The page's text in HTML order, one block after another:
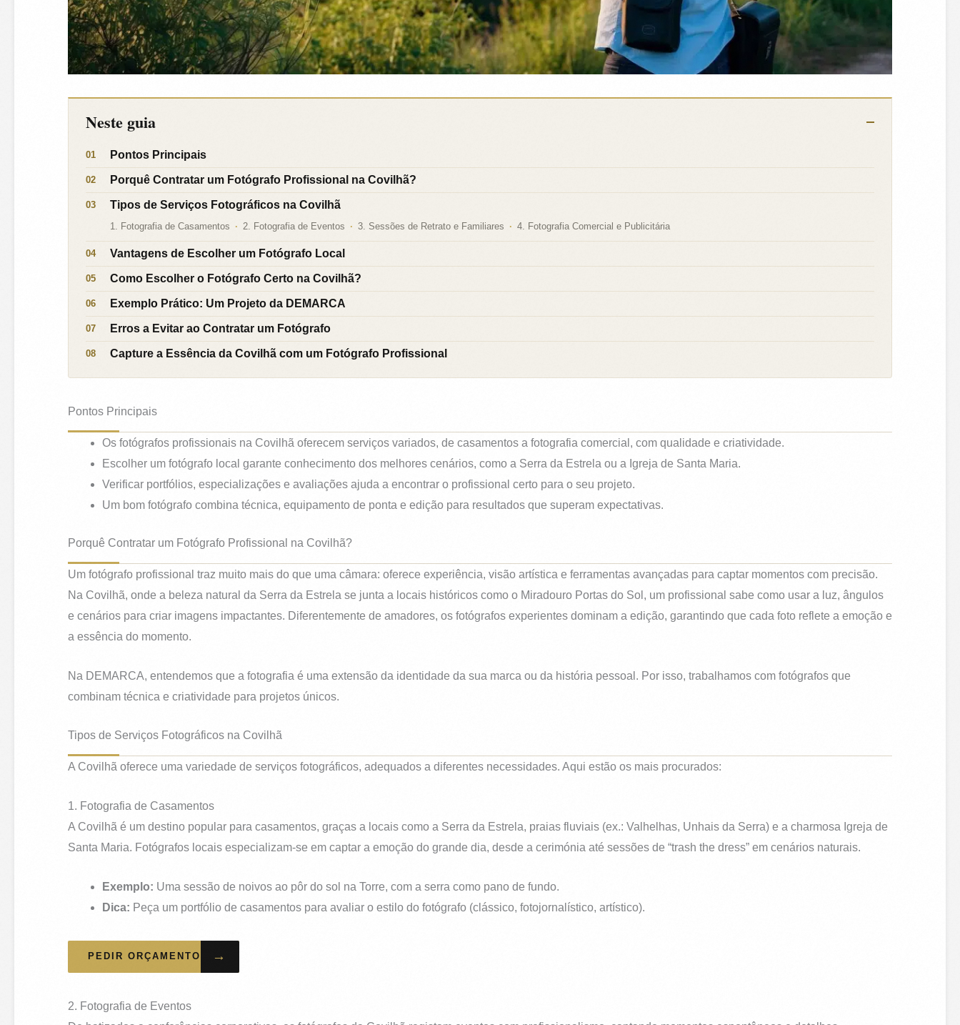
Neste guia
Pontos Principais
Porquê Contratar um Fotógrafo Profissional na Covilhã?
Tipos de Serviços Fotográficos na Covilhã
1. Fotografia de Casamentos 2. Fotografia de Eventos 3. Sessões de Retrato e Familiares 4. Fotografia Comercial e Publicitária
Vantagens de Escolher um Fotógrafo Local
Como Escolher o Fotógrafo Certo na Covilhã?
Exemplo Prático: Um Projeto da DEMARCA
Erros a Evitar ao Contratar um Fotógrafo
Capture a Essência da Covilhã com um Fotógrafo Profissional
Pontos Principais
Os fotógrafos profissionais na Covilhã oferecem serviços variados, de casamentos a fotografia comercial, com qualidade e criatividade.
Escolher um fotógrafo local garante conhecimento dos melhores cenários, como a Serra da Estrela ou a Igreja de Santa Maria.
Verificar portfólios, especializações e avaliações ajuda a encontrar o profissional certo para o seu projeto.
Um bom fotógrafo combina técnica, equipamento de ponta e edição para resultados que superam expectativas.
Porquê Contratar um Fotógrafo Profissional na Covilhã?
Um fotógrafo profissional traz muito mais do que uma câmara: oferece experiência, visão artística e ferramentas avançadas para captar momentos com precisão.
Na Covilhã, onde a beleza natural da Serra da Estrela se junta a locais históricos como o Miradouro Portas do Sol, um profissional sabe como usar a luz, ângulos
e cenários para criar imagens impactantes. Diferentemente de amadores, os fotógrafos experientes dominam a edição, garantindo que cada foto reflete a emoção e
a essência do momento.
Na DEMARCA, entendemos que a fotografia é uma extensão da identidade da sua marca ou da história pessoal. Por isso, trabalhamos com fotógrafos que
combinam técnica e criatividade para projetos únicos.
Tipos de Serviços Fotográficos na Covilhã
A Covilhã oferece uma variedade de serviços fotográficos, adequados a diferentes necessidades. Aqui estão os mais procurados:
1. Fotografia de Casamentos
A Covilhã é um destino popular para casamentos, graças a locais como a Serra da Estrela, praias fluviais (ex.: Valhelhas, Unhais da Serra) e a charmosa Igreja de
Santa Maria. Fotógrafos locais especializam-se em captar a emoção do grande dia, desde a cerimónia até sessões de “trash the dress” em cenários naturais.
Exemplo: Uma sessão de noivos ao pôr do sol na Torre, com a serra como pano de fundo.
Dica: Peça um portfólio de casamentos para avaliar o estilo do fotógrafo (clássico, fotojornalístico, artístico).
PEDIR ORÇAMENTO →
2. Fotografia de Eventos